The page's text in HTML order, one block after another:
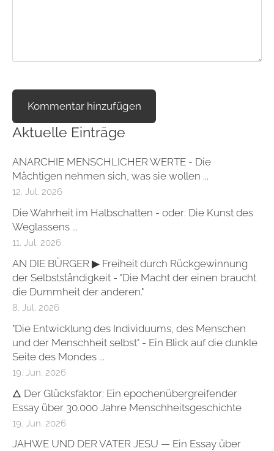
Aktuelle Einträge
ANARCHIE MENSCHLICHER WERTE - Die
Mächtigen nehmen sich, was sie wollen ...
12. Jul. 2026
Die Wahrheit im Halbschatten - oder: Die Kunst des
Weglassens ...
11. Jul. 2026
AN DIE BÜRGER ▶ Freiheit durch Rückgewinnung
der Selbstständigkeit - "Die Macht der einen braucht
die Dummheit der anderen."
8. Jul. 2026
"Die Entwicklung des Individuums, des Menschen
und der Menschheit selbst" - Ein Blick auf die dunkle
Seite des Mondes ...
19. Jun. 2026
🜂 Der Glücksfaktor: Ein epochenübergreifender
Essay über 30.000 Jahre Menschheitsgeschichte
19. Jun. 2026
JAHWE UND DER VATER JESU — Ein Essay über